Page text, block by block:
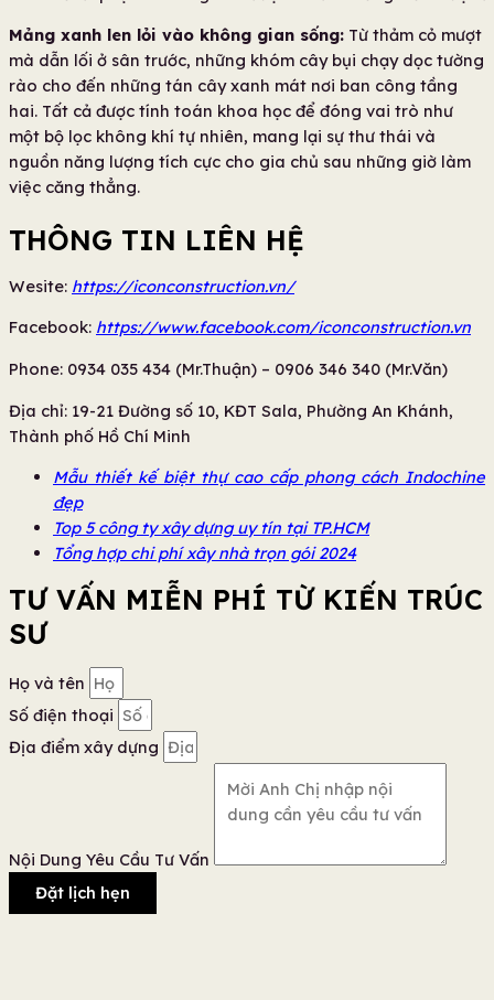
Mảng xanh len lỏi vào không gian sống: Từ thảm cỏ mượt
mà dẫn lối ở sân trước, những khóm cây bụi chạy dọc tường
rào cho đến những tán cây xanh mát nơi ban công tầng
hai. Tất cả được tính toán khoa học để đóng vai trò như
một bộ lọc không khí tự nhiên, mang lại sự thư thái và
nguồn năng lượng tích cực cho gia chủ sau những giờ làm
việc căng thẳng.
THÔNG TIN LIÊN HỆ
Wesite: https://iconconstruction.vn/
Facebook: https://www.facebook.com/iconconstruction.vn
Phone: 0934 035 434 (Mr.Thuận) – 0906 346 340 (Mr.Văn)
Địa chỉ: 19-21 Đường số 10, KĐT Sala, Phường An Khánh,
Thành phố Hồ Chí Minh
Mẫu thiết kế biệt thự cao cấp phong cách Indochine
đẹp
Top 5 công ty xây dựng uy tín tại TP.HCM
Tổng hợp chi phí xây nhà trọn gói 2024
TƯ VẤN MIỄN PHÍ TỪ KIẾN TRÚC
SƯ
Họ và tên
Số điện thoại
Địa điểm xây dựng
Nội Dung Yêu Cầu Tư Vấn
Đặt lịch hẹn